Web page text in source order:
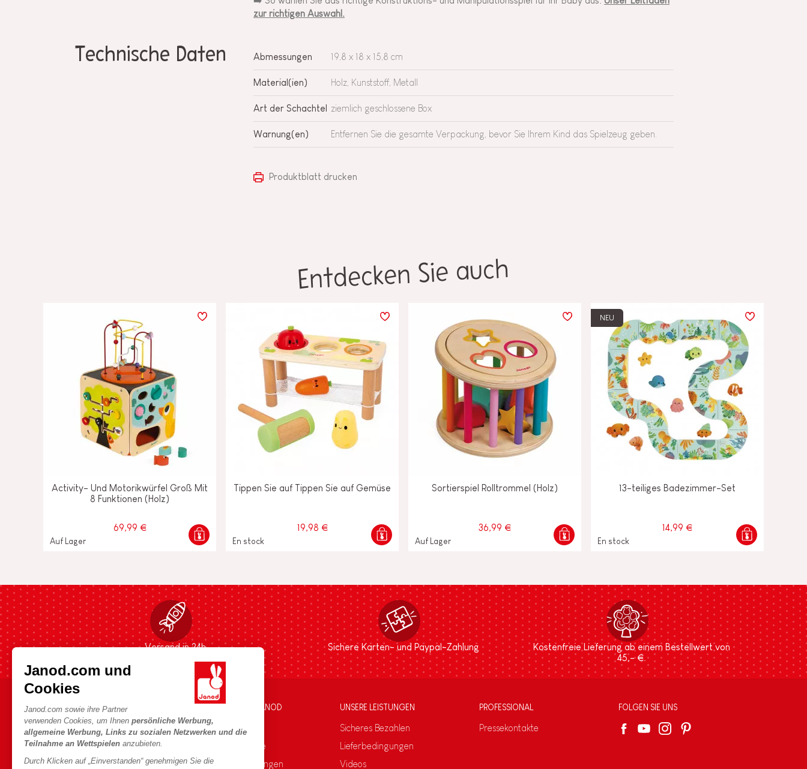
Janod.com und
Cookies
Janod.com sowie ihre Partner
verwenden Cookies, um Ihnen persönliche Werbung,
allgemeine Werbung, Links zu sozialen Netzwerken und die
Teilnahme an Wettspielen anzubieten.
Durch Klicken auf „Einverstanden“ genehmigen Sie die
zur richtigen Auswahl.
Technische Daten Abmessungen 19,8 x 18 x 15,8 cm
Material(ien) Holz, Kunststoff, Metall
Art der Schachtel ziemlich geschlossene Box
Warnung(en) Entfernen Sie die gesamte Verpackung, bevor Sie Ihrem Kind das Spielzeug geben.
Produktblatt drucken
Entdecken Sie auch
Activity- Und Motorikwürfel Groß Mit
8 Funktionen (Holz)
69,99 €
Auf Lager
Tippen Sie auf Tippen Sie auf Gemüse
19,98 €
En stock
Sortierspiel Rolltrommel (Holz)
36,99 €
Auf Lager
NEU
13-teiliges Badezimmer-Set
14,99 €
En stock
Versand in 24h Sichere Karten- und Paypal-Zahlung
Kostenfreie Lieferung ab einem Bestellwert von
45,- €.
HILFE & INFORMATIONEN
Verkaufsbedingungen
FAQ
Kontakt
DIE WELT VON JANOD
Die Geschichte
Unsere Expertise
CSR-Verpflichtungen
UNSERE LEISTUNGEN
Sicheres Bezahlen
Lieferbedingungen
Videos
PROFESSIONAL
Pressekontakte
FOLGEN SIE UNS